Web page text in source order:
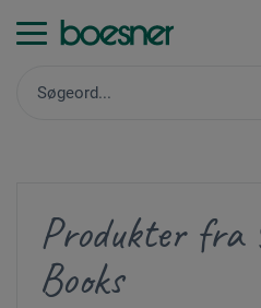
Produkter fra
Books